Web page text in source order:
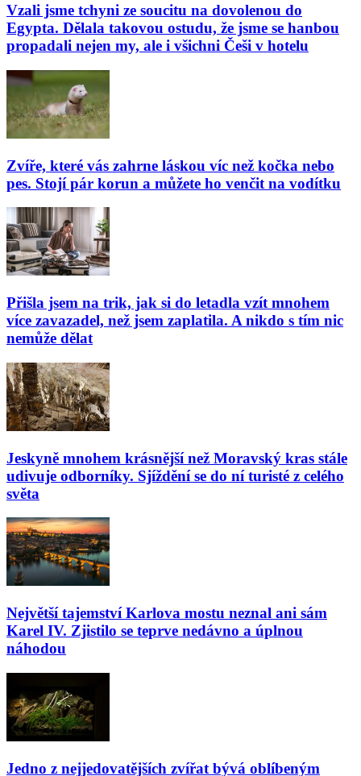
Vzali jsme tchyni ze soucitu na dovolenou do
Egypta. Dělala takovou ostudu, že jsme se hanbou
propadali nejen my, ale i všichni Češi v hotelu
Zvíře, které vás zahrne láskou víc než kočka nebo
pes. Stojí pár korun a můžete ho venčit na vodítku
Přišla jsem na trik, jak si do letadla vzít mnohem
více zavazadel, než jsem zaplatila. A nikdo s tím nic
nemůže dělat
Jeskyně mnohem krásnější než Moravský kras stále
udivuje odborníky. Sjíždění se do ní turisté z celého
světa
Největší tajemství Karlova mostu neznal ani sám
Karel IV. Zjistilo se teprve nedávno a úplnou
náhodou
Jedno z nejjedovatějších zvířat bývá oblíbeným